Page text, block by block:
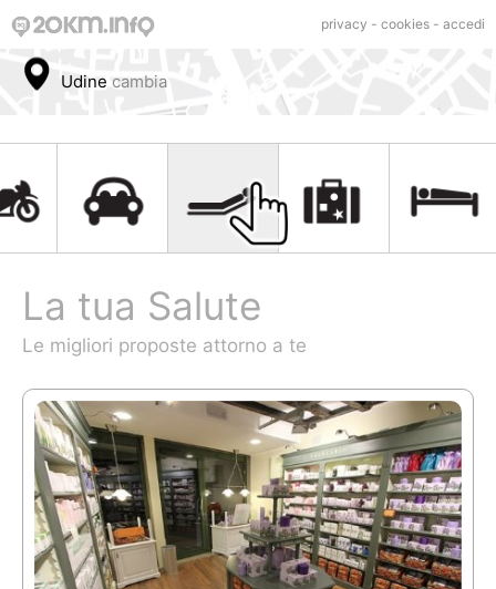
privacy - cookies - accedi
Udine cambia
La tua Salute
Le migliori proposte attorno a te